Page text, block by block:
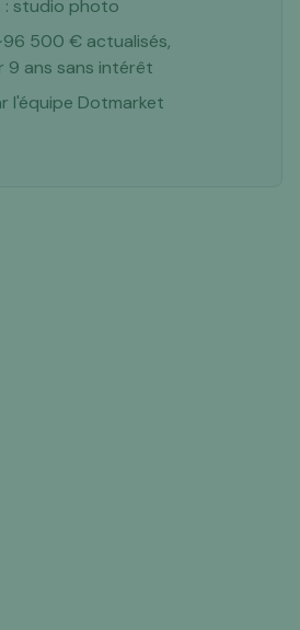
: studio photo
500 € actualisés,
9 ans sans intérêt
l'équipe Dotmarket